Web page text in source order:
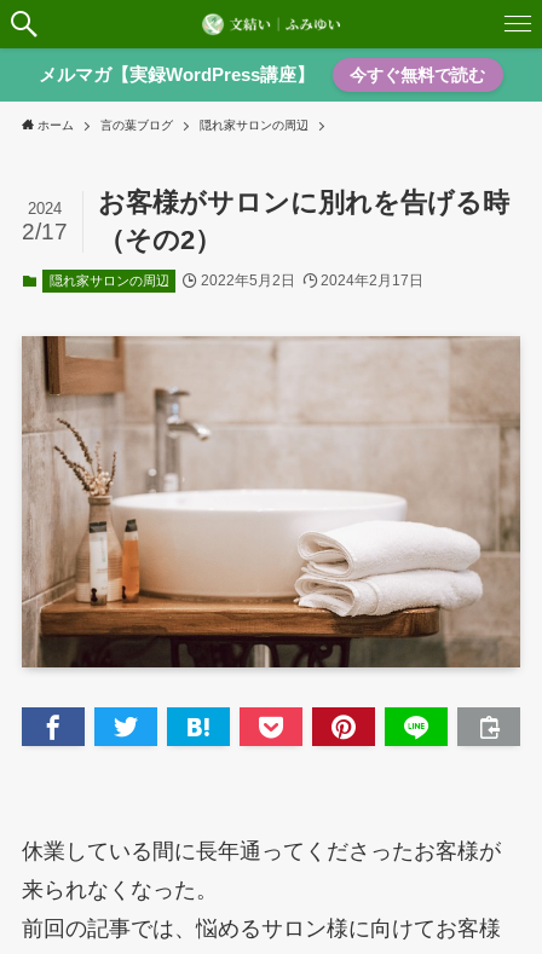
メルマガ【実録WordPress講座】 今すぐ無料で読む
ホーム 言の葉ブログ 隠れ家サロンの周辺
お客様がサロンに別れを告げる時
（その2）
2024
2/17
隠れ家サロンの周辺 2022年5月2日 2024年2月17日
休業している間に長年通ってくださったお客様が
来られなくなった。
前回の記事では、悩めるサロン様に向けてお客様